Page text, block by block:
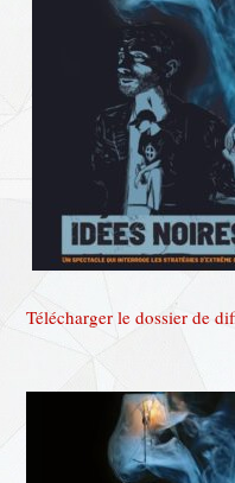
Télécharger le dossier de